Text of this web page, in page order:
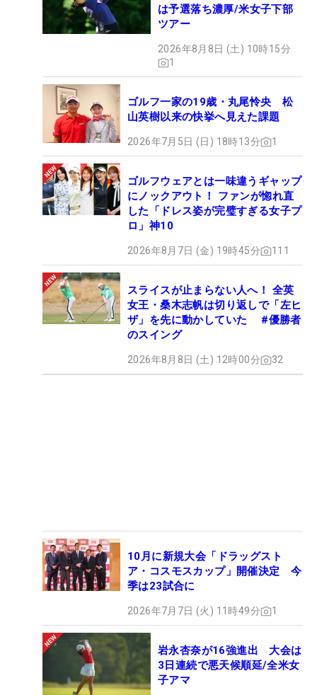
は予選落ち濃厚/米女子下部
ツアー
2026年8月8日 (土) 10時15分
1
ゴルフ一家の19歳・丸尾怜央 松
山英樹以来の快挙へ見えた課題
2026年7月5日 (日) 18時13分 1
ゴルフウェアとは一味違うギャップ
にノックアウト！ ファンが惚れ直
した「ドレス姿が完璧すぎる女子プ
ロ」神10
2026年8月7日 (金) 19時45分 111
スライスが止まらない人へ！ 全英
女王・桑木志帆は切り返しで「左ヒ
ザ」を先に動かしていた #優勝者
のスイング
2026年8月8日 (土) 12時00分 32
10月に新規大会「ドラッグスト
ア・コスモスカップ」開催決定 今
季は23試合に
2026年7月7日 (火) 11時49分 1
岩永杏奈が16強進出 大会は
3日連続で悪天候順延/全米女
子アマ